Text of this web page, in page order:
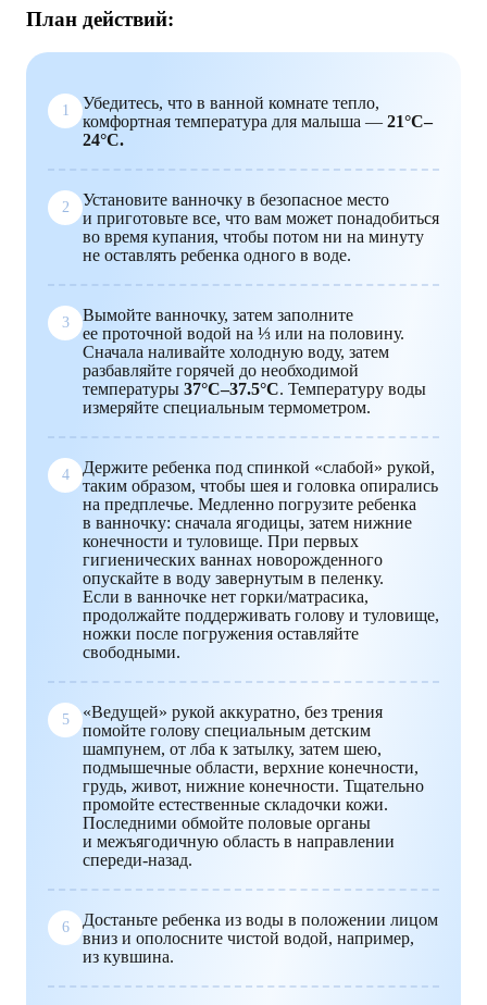
План действий:
1
Убедитесь, что в ванной комнате тепло,
комфортная температура для малыша — 21°C–
24°C.
2
Установите ванночку в безопасное место
и приготовьте все, что вам может понадобиться
во время купания, чтобы потом ни на минуту
не оставлять ребенка одного в воде.
3
Вымойте ванночку, затем заполните
ее проточной водой на ⅓ или на половину.
Сначала наливайте холодную воду, затем
разбавляйте горячей до необходимой
температуры 37°C–37.5°C. Температуру воды
измеряйте специальным термометром.
4
Держите ребенка под спинкой «слабой» рукой,
таким образом, чтобы шея и головка опирались
на предплечье. Медленно погрузите ребенка
в ванночку: сначала ягодицы, затем нижние
конечности и туловище. При первых
гигиенических ваннах новорожденного
опускайте в воду завернутым в пеленку.
Если в ванночке нет горки/матрасика,
продолжайте поддерживать голову и туловище,
ножки после погружения оставляйте
свободными.
5
«Ведущей» рукой аккуратно, без трения
помойте голову специальным детским
шампунем, от лба к затылку, затем шею,
подмышечные области, верхние конечности,
грудь, живот, нижние конечности. Тщательно
промойте естественные складочки кожи.
Последними обмойте половые органы
и межъягодичную область в направлении
спереди-назад.
6
Достаньте ребенка из воды в положении лицом
вниз и ополосните чистой водой, например,
из кувшина.